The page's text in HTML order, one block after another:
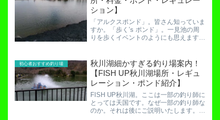
ション】
「アルクスポンド」。皆さん知っていま
すか。「歩く’s ポンド」。一見池の周
りを歩くイベントのようにも思えます
カー「ヴァルケイン」がプロデュースす
るトラウト管理釣り場。静...
初心者おすすめ釣り場
秋川湖細かすぎる釣り場案内！
【FISH UP秋川湖場所・レギュ
レーション・ポンド紹介】
FISH UP秋川湖。ここは一部の釣り師に
とっては天国です。なぜ一部の釣り師な
のか。それは後にご説明いたします。今